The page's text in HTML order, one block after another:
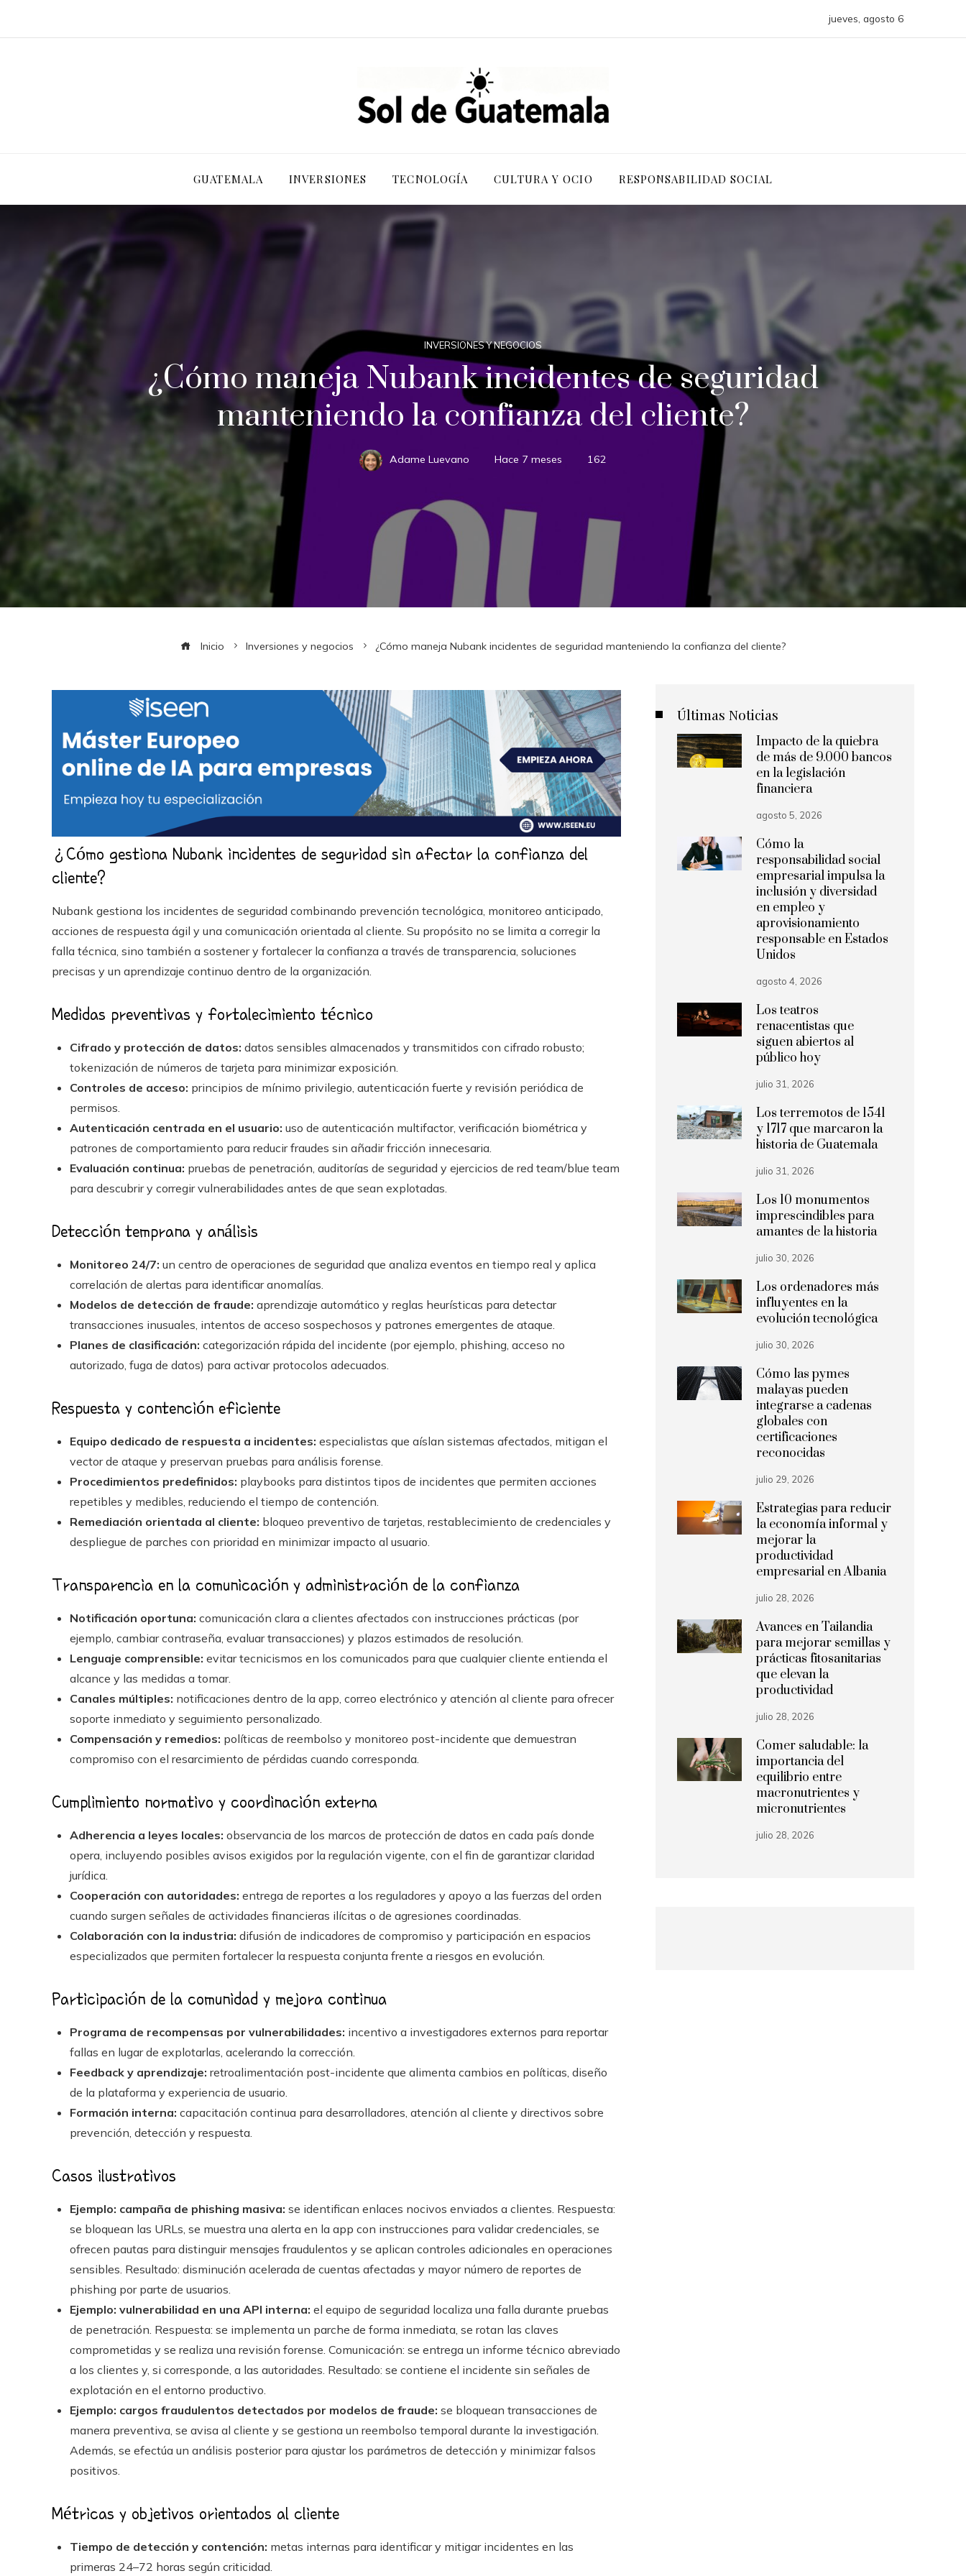
jueves, agosto 6
GUATEMALA INVERSIONES TECNOLOGÍA CULTURA Y OCIO RESPONSABILIDAD SOCIAL
INVERSIONES Y NEGOCIOS
¿Cómo maneja Nubank incidentes de seguridad
manteniendo la confianza del cliente?
Adame Luevano Hace 7 meses 162
Inicio Inversiones y negocios ¿Cómo maneja Nubank incidentes de seguridad manteniendo la confianza del cliente?
¿Cómo gestiona Nubank incidentes de seguridad sin afectar la confianza del
cliente?
Nubank gestiona los incidentes de seguridad combinando prevención tecnológica, monitoreo anticipado,
acciones de respuesta ágil y una comunicación orientada al cliente. Su propósito no se limita a corregir la
falla técnica, sino también a sostener y fortalecer la confianza a través de transparencia, soluciones
precisas y un aprendizaje continuo dentro de la organización.
Medidas preventivas y fortalecimiento técnico
Cifrado y protección de datos: datos sensibles almacenados y transmitidos con cifrado robusto;
tokenización de números de tarjeta para minimizar exposición.
Controles de acceso: principios de mínimo privilegio, autenticación fuerte y revisión periódica de
permisos.
Autenticación centrada en el usuario: uso de autenticación multifactor, verificación biométrica y
patrones de comportamiento para reducir fraudes sin añadir fricción innecesaria.
Evaluación continua: pruebas de penetración, auditorías de seguridad y ejercicios de red team/blue team
para descubrir y corregir vulnerabilidades antes de que sean explotadas.
Detección temprana y análisis
Monitoreo 24/7: un centro de operaciones de seguridad que analiza eventos en tiempo real y aplica
correlación de alertas para identificar anomalías.
Modelos de detección de fraude: aprendizaje automático y reglas heurísticas para detectar
transacciones inusuales, intentos de acceso sospechosos y patrones emergentes de ataque.
Planes de clasificación: categorización rápida del incidente (por ejemplo, phishing, acceso no
autorizado, fuga de datos) para activar protocolos adecuados.
Respuesta y contención eficiente
Equipo dedicado de respuesta a incidentes: especialistas que aíslan sistemas afectados, mitigan el
vector de ataque y preservan pruebas para análisis forense.
Procedimientos predefinidos: playbooks para distintos tipos de incidentes que permiten acciones
repetibles y medibles, reduciendo el tiempo de contención.
Remediación orientada al cliente: bloqueo preventivo de tarjetas, restablecimiento de credenciales y
despliegue de parches con prioridad en minimizar impacto al usuario.
Transparencia en la comunicación y administración de la confianza
Notificación oportuna: comunicación clara a clientes afectados con instrucciones prácticas (por
ejemplo, cambiar contraseña, evaluar transacciones) y plazos estimados de resolución.
Lenguaje comprensible: evitar tecnicismos en los comunicados para que cualquier cliente entienda el
alcance y las medidas a tomar.
Canales múltiples: notificaciones dentro de la app, correo electrónico y atención al cliente para ofrecer
soporte inmediato y seguimiento personalizado.
Compensación y remedios: políticas de reembolso y monitoreo post-incidente que demuestran
compromiso con el resarcimiento de pérdidas cuando corresponda.
Cumplimiento normativo y coordinación externa
Adherencia a leyes locales: observancia de los marcos de protección de datos en cada país donde
opera, incluyendo posibles avisos exigidos por la regulación vigente, con el fin de garantizar claridad
jurídica.
Cooperación con autoridades: entrega de reportes a los reguladores y apoyo a las fuerzas del orden
cuando surgen señales de actividades financieras ilícitas o de agresiones coordinadas.
Colaboración con la industria: difusión de indicadores de compromiso y participación en espacios
especializados que permiten fortalecer la respuesta conjunta frente a riesgos en evolución.
Participación de la comunidad y mejora continua
Programa de recompensas por vulnerabilidades: incentivo a investigadores externos para reportar
fallas en lugar de explotarlas, acelerando la corrección.
Feedback y aprendizaje: retroalimentación post-incidente que alimenta cambios en políticas, diseño
de la plataforma y experiencia de usuario.
Formación interna: capacitación continua para desarrolladores, atención al cliente y directivos sobre
prevención, detección y respuesta.
Casos ilustrativos
Ejemplo: campaña de phishing masiva: se identifican enlaces nocivos enviados a clientes. Respuesta:
se bloquean las URLs, se muestra una alerta en la app con instrucciones para validar credenciales, se
ofrecen pautas para distinguir mensajes fraudulentos y se aplican controles adicionales en operaciones
sensibles. Resultado: disminución acelerada de cuentas afectadas y mayor número de reportes de
phishing por parte de usuarios.
Ejemplo: vulnerabilidad en una API interna: el equipo de seguridad localiza una falla durante pruebas
de penetración. Respuesta: se implementa un parche de forma inmediata, se rotan las claves
comprometidas y se realiza una revisión forense. Comunicación: se entrega un informe técnico abreviado
a los clientes y, si corresponde, a las autoridades. Resultado: se contiene el incidente sin señales de
explotación en el entorno productivo.
Ejemplo: cargos fraudulentos detectados por modelos de fraude: se bloquean transacciones de
manera preventiva, se avisa al cliente y se gestiona un reembolso temporal durante la investigación.
Además, se efectúa un análisis posterior para ajustar los parámetros de detección y minimizar falsos
positivos.
Métricas y objetivos orientados al cliente
Tiempo de detección y contención: metas internas para identificar y mitigar incidentes en las
primeras 24–72 horas según criticidad.
Últimas Noticias
Impacto de la quiebra
de más de 9.000 bancos
en la legislación
financiera
agosto 5, 2026
Cómo la
responsabilidad social
empresarial impulsa la
inclusión y diversidad
en empleo y
aprovisionamiento
responsable en Estados
Unidos
agosto 4, 2026
Los teatros
renacentistas que
siguen abiertos al
público hoy
julio 31, 2026
Los terremotos de 1541
y 1717 que marcaron la
historia de Guatemala
julio 31, 2026
Los 10 monumentos
imprescindibles para
amantes de la historia
julio 30, 2026
Los ordenadores más
influyentes en la
evolución tecnológica
julio 30, 2026
Cómo las pymes
malayas pueden
integrarse a cadenas
globales con
certificaciones
reconocidas
julio 29, 2026
Estrategias para reducir
la economía informal y
mejorar la
productividad
empresarial en Albania
julio 28, 2026
Avances en Tailandia
para mejorar semillas y
prácticas fitosanitarias
que elevan la
productividad
julio 28, 2026
Comer saludable: la
importancia del
equilibrio entre
macronutrientes y
micronutrientes
julio 28, 2026